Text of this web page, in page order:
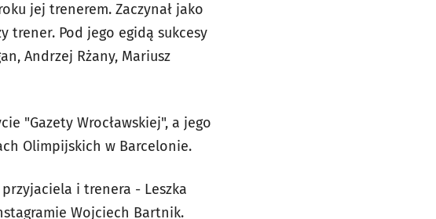
jej trenerem. Zaczynał jako
trener. Pod jego egidą sukcesy
Andrzej Rżany, Mariusz
"Gazety Wrocławskiej", a jego
Olimpijskich w Barcelonie.
i trenera - Leszka
Wojciech Bartnik.